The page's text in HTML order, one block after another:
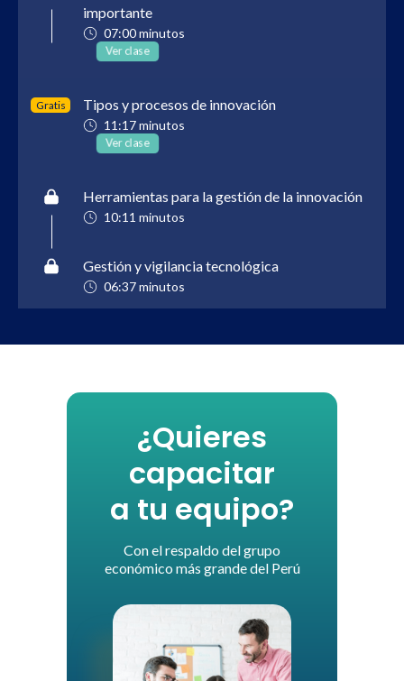
importante
07:00 minutos
Ver clase
Gratis Tipos y procesos de innovación
11:17 minutos
Ver clase
Herramientas para la gestión de la innovación
10:11 minutos
Gestión y vigilancia tecnológica
06:37 minutos
¿Quieres
capacitar
a tu equipo?
Con el respaldo del grupo
económico más grande del Perú